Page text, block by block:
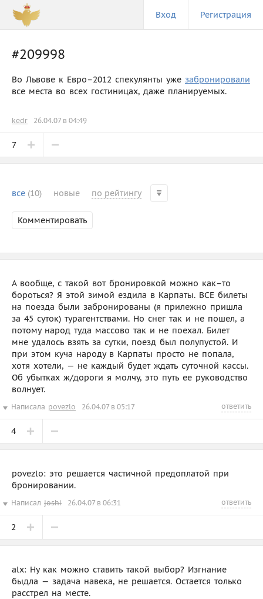
Вход Регистрация
#209998
Во Львове к Евро–2012 спекулянты уже забронировали
все места во всех гостиницах, даже планируемых.
kedr 26.04.07 в 04:49
7
все (10) новые по рейтингу
Комментировать
А вообще, с такой вот бронировкой можно как–то
бороться? Я этой зимой ездила в Карпаты. ВСЕ билеты
на поезда были забронированы (я прилежно пришла
за 45 суток) турагентствами. Но снег так и не пошел, а
потому народ туда массово так и не поехал. Билет
мне удалось взять за сутки, поезд был полупустой. И
при этом куча народу в Карпаты просто не попала,
хотя хотели, — не каждый будет ждать суточной кассы.
Об убытках ж/дороги я молчу, это путь ее руководство
волнует.
Написала povezlo 26.04.07 в 05:17 ответить
4
povezlo: это решается частичной предоплатой при
бронировании.
Написал joshi 26.04.07 в 06:31 ответить
2
alx: Ну как можно ставить такой выбор? Изгнание
быдла — задача навека, не решается. Остается только
расстрел на месте.